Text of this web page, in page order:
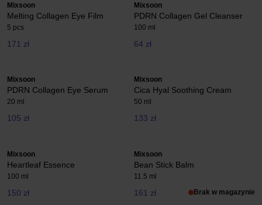
Mixsoon
Melting Collagen Eye Film
5 pcs
171 zł
Mixsoon
PDRN Collagen Gel Cleanser
100 ml
64 zł
Mixsoon
PDRN Collagen Eye Serum
20 ml
105 zł
Mixsoon
Cica Hyal Soothing Cream
50 ml
133 zł
Mixsoon
Heartleaf Essence
100 ml
150 zł
Mixsoon
Bean Stick Balm
11.5 ml
161 zł Brak w magazynie